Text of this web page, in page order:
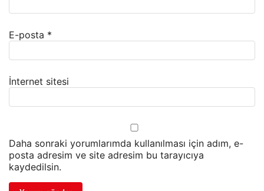
E-posta *
İnternet sitesi
Daha sonraki yorumlarımda kullanılması için adım, e-
posta adresim ve site adresim bu tarayıcıya
kaydedilsin.